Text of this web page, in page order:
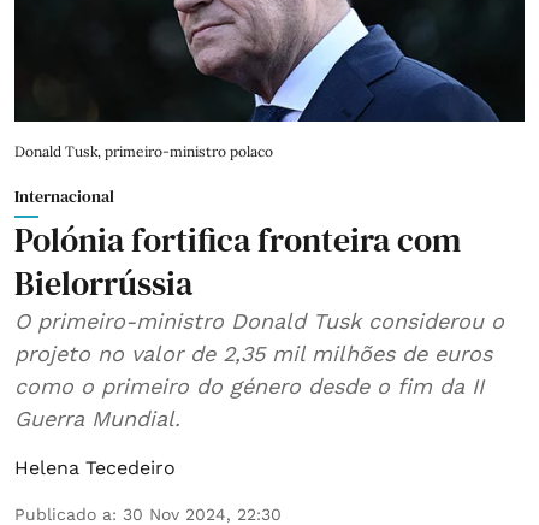
Donald Tusk, primeiro-ministro polaco
Internacional
Polónia fortifica fronteira com
Bielorrússia
O primeiro-ministro Donald Tusk considerou o
projeto no valor de 2,35 mil milhões de euros
como o primeiro do género desde o fim da II
Guerra Mundial.
Helena Tecedeiro
Publicado a: 30 Nov 2024, 22:30